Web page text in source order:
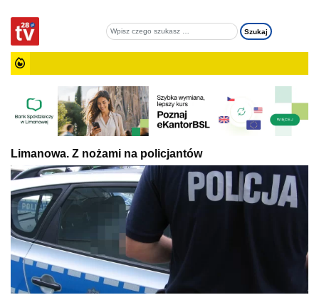
Limanowa. Z nożami na policjantów